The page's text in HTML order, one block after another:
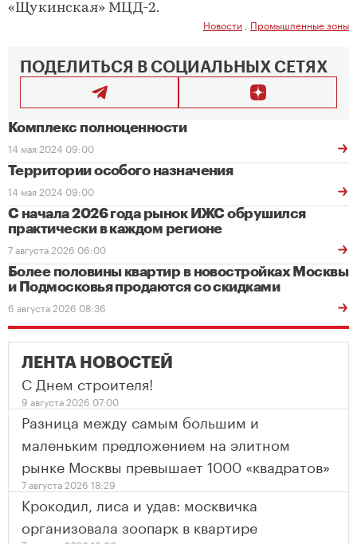
«Щукинская» МЦД-2.
Новости Промышленные зоны
ПОДЕЛИТЬСЯ В СОЦИАЛЬНЫХ СЕТЯХ
Комплекс полноценности
14 мая 2024 09:00
Территории особого назначения
14 мая 2024 09:00
С начала 2026 года рынок ИЖС обрушился
практически в каждом регионе
7 августа 2026 06:00
Более половины квартир в новостройках Москвы
и Подмосковья продаются со скидками
6 августа 2026 08:36
ЛЕНТА НОВОСТЕЙ
С Днем строителя!
9 августа 2026 07:00
Разница между самым большим и
маленьким предложением на элитном
рынке Москвы превышает 1000 «квадратов»
7 августа 2026 18:29
Крокодил, лиса и удав: москвичка
организовала зоопарк в квартире